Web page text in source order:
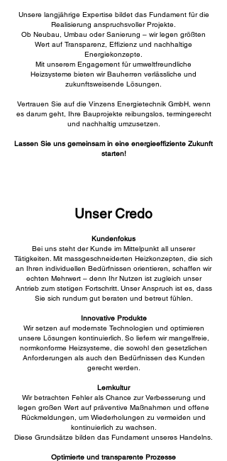
Unsere langjährige Expertise bildet das Fundament für die
Realisierung anspruchsvoller Projekte.
Ob Neubau, Umbau oder Sanierung – wir legen größten
Wert auf Transparenz, Effizienz und nachhaltige
Energiekonzepte.
Mit unserem Engagement für umweltfreundliche
Heizsysteme bieten wir Bauherren verlässliche und
zukunftsweisende Lösungen.
Vertrauen Sie auf die Vinzens Energietechnik GmbH, wenn
es darum geht, Ihre Bauprojekte reibungslos, termingerecht
und nachhaltig umzusetzen.
Lassen Sie uns gemeinsam in eine energieeffiziente Zukunft
starten!
Unser Credo
Kundenfokus
Bei uns steht der Kunde im Mittelpunkt all unserer
Tätigkeiten. Mit massgeschneiderten Heizkonzepten, die sich
an Ihren individuellen Bedürfnissen orientieren, schaffen wir
echten Mehrwert – denn Ihr Nutzen ist zugleich unser
Antrieb zum stetigen Fortschritt. Unser Anspruch ist es, dass
Sie sich rundum gut beraten und betreut fühlen.
Innovative Produkte
Wir setzen auf modernste Technologien und optimieren
unsere Lösungen kontinuierlich. So liefern wir mangelfreie,
normkonforme Heizsysteme, die sowohl den gesetzlichen
Anforderungen als auch den Bedürfnissen des Kunden
gerecht werden.
Lernkultur
Wir betrachten Fehler als Chance zur Verbesserung und
legen großen Wert auf präventive Maßnahmen und offene
Rückmeldungen, um Wiederholungen zu vermeiden und
kontinuierlich zu wachsen.
Diese Grundsätze bilden das Fundament unseres Handelns.
Optimierte und transparente Prozesse